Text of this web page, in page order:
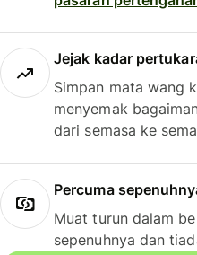
Jejak kadar
Simpan mata wang
menyemak
dari semasa ke
Percuma
Muat turun dalam
sepenuhnya dan